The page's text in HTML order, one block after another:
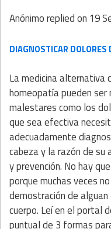
Anónimoreplied on 19
DIAGNOSTICAR DOLORES
La medicina alternativa
homeopatía pueden
malestares como los
que sea efectiva
adecuadamente
cabeza y la razón de su
y prevención. No hay
porque muchas veces
demostración de
cuerpo. Leí en el portal
puntual de 3 formas